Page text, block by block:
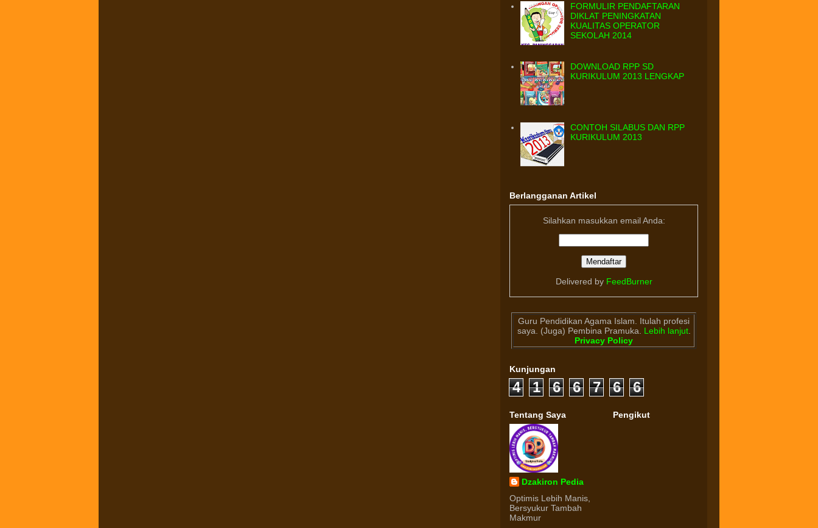
FORMULIR PENDAFTARAN
DIKLAT PENINGKATAN
KUALITAS OPERATOR
SEKOLAH 2014
DOWNLOAD RPP SD
KURIKULUM 2013 LENGKAP
CONTOH SILABUS DAN RPP
KURIKULUM 2013
Berlangganan Artikel
Silahkan masukkan email Anda:
Delivered by FeedBurner
Guru Pendidikan Agama Islam. Itulah profesi
saya. (Juga) Pembina Pramuka.
Lebih lanjut.
Privacy Policy
Kunjungan
4 1 6 6 7 6 6
Tentang Saya
Dzakiron Pedia
Optimis Lebih Manis,
Bersyukur Tambah
Makmur
Pengikut